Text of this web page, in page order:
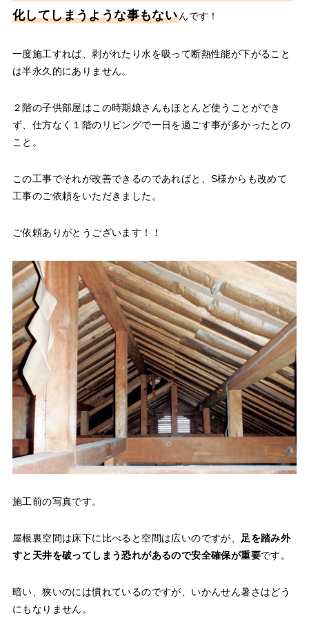
化してしまうような事もないんです！
一度施工すれば、剥がれたり水を吸って断熱性能が下がること
は半永久的にありません。
２階の子供部屋はこの時期娘さんもほとんど使うことができ
ず、仕方なく１階のリビングで一日を過ごす事が多かったとの
こと。
この工事でそれが改善できるのであればと、S様からも改めて
工事のご依頼をいただきました。
ご依頼ありがとうございます！！
施工前の写真です。
屋根裏空間は床下に比べると空間は広いのですが、 足を踏み外
すと天井を破ってしまう恐れがあるので安全確保が重要です。
暗い、狭いのには慣れているのですが、いかんせん暑さはどう
にもなりません。